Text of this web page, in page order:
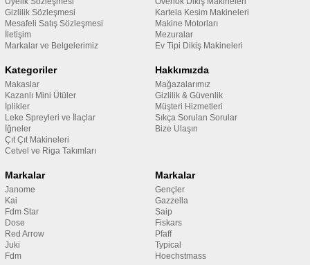
Gizlilik Sözleşmesi
Mesafeli Satış Sözleşmesi
İletişim
Markalar ve Belgelerimiz
Kartela Kesim Makineleri
Makine Motorları
Mezuralar
Ev Tipi Dikiş Makineleri
Kategoriler
Makaslar
Kazanlı Mini Ütüler
İplikler
Leke Spreyleri ve İlaçlar
İğneler
Çıt Çıt Makineleri
Cetvel ve Riga Takımları
Hakkımızda
Mağazalarımız
Gizlilik & Güvenlik
Müşteri Hizmetleri
Sıkça Sorulan Sorular
Bize Ulaşın
Markalar
Janome
Kai
Fdm Star
Dose
Red Arrow
Juki
Fdm
Markalar
Gençler
Gazzella
Saip
Fiskars
Pfaff
Typical
Hoechstmass